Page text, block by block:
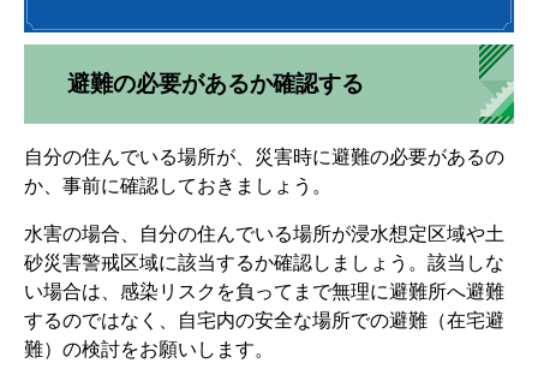
避難の必要があるか確認する
自分の住んでいる場所が、災害時に避難の必要があるの
か、事前に確認しておきましょう。
水害の場合、自分の住んでいる場所が浸水想定区域や土
砂災害警戒区域に該当するか確認しましょう。該当しな
い場合は、感染リスクを負ってまで無理に避難所へ避難
するのではなく、自宅内の安全な場所での避難（在宅避
難）の検討をお願いします。